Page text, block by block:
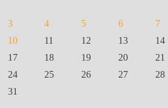
3
4 5 6 7
10
11 12 13 14
17
18 19 20 21
24
25 26 27 28
31